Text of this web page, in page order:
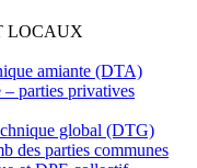
LOCAUX
amiante (DTA)
– parties privatives
global (DTG)
des parties communes